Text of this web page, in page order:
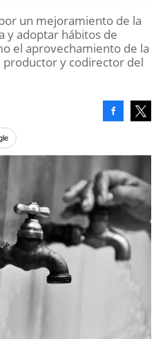
un mejoramiento de la
y adoptar hábitos de
el aprovechamiento de la
productor y codirector del